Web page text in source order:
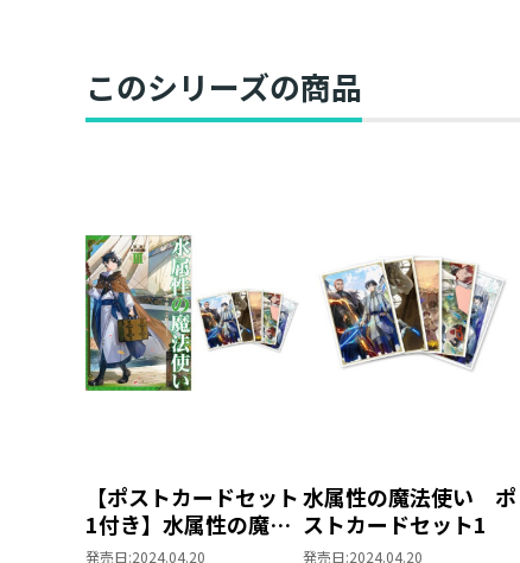
このシリーズの商品
【ポストカードセット
1付き】水属性の魔法
使い 第二部 西方諸
発売日:2024.04.20
水属性の魔法使い ポ
ストカードセット1
発売日:2024.04.20